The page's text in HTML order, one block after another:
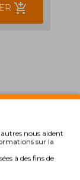
add_shopping_cart
nous aident
sur la
à des fins de